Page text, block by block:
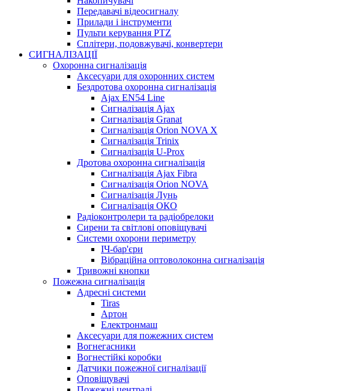
Передавачі відеосигналу
Прилади і інструменти
Пульти керування PTZ
Сплітери, подовжувачі, конвертери
СИГНАЛІЗАЦІЇ
Охоронна сигналізація
Аксесуари для охоронних систем
Бездротова охоронна сигналізація
Ajax EN54 Line
Сигналізація Ajax
Сигналізація Granat
Сигналізація Orion NOVA X
Сигналізація Trinix
Сигналізація U-Prox
Дротова охоронна сигналізація
Сигналізація Ajax Fibra
Сигналізація Orion NOVA
Сигналізація Лунь
Сигналізація ОКО
Радіоконтролери та радіобрелоки
Сирени та світлові оповіщувачі
Системи охорони периметру
ІЧ-бар'єри
Вібраційна оптоволоконна сигналізація
Тривожні кнопки
Пожежна сигналізація
Адресні системи
Tiras
Артон
Електронмаш
Аксесуари для пожежних систем
Вогнегасники
Вогнестійкі коробки
Датчики пожежної сигналізації
Оповіщувачі